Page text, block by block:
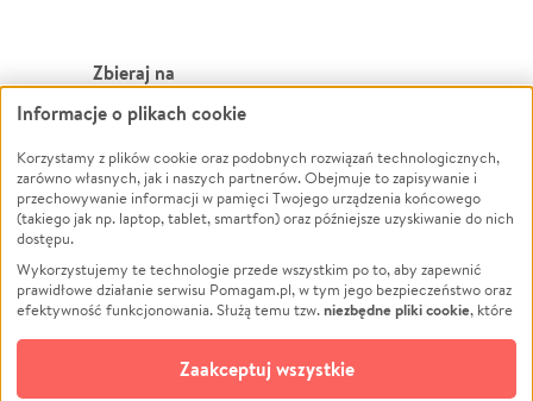
Zbieraj na
Leczenie
Zwierzęta
Pożar
Ukraina
Pomoc Finansowa
Projekty
Pogrzeb
Społeczność lokalna
Powódź
Wichura
NGO
Edukacja
Podróż
Impreza
Ochrona środowiska
Informacje o plikach cookie
Korzystamy z plików cookie oraz podobnych rozwiązań technologicznych,
zarówno własnych, jak i naszych partnerów. Obejmuje to zapisywanie i
przechowywanie informacji w pamięci Twojego urządzenia końcowego
(takiego jak np. laptop, tablet, smartfon) oraz późniejsze uzyskiwanie do nich
dostępu.
Wykorzystujemy te technologie przede wszystkim po to, aby zapewnić
prawidłowe działanie serwisu Pomagam.pl, w tym jego bezpieczeństwo oraz
efektywność funkcjonowania. Służą temu tzw.niezbędne pliki cookie, które
opcjonalnych plików cookie
technologii do celów analitycznych i retargetingowych. Możesz wyrazić
Zaakceptuj wszystkie